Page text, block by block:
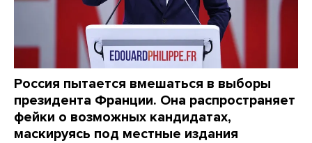
Россия пытается вмешаться в выборы
президента Франции. Она распространяет
фейки о возможных кандидатах,
маскируясь под местные издания